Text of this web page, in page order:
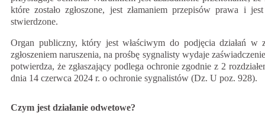
które zostało zgłoszone, jest złamaniem przepisów prawa i
stwierdzone.
Organ publiczny, który jest właściwym do podjęcia działań w
zgłoszeniem naruszenia, na prośbę sygnalisty wydaje
potwierdza, że zgłaszający podlega ochronie zgodnie z 2
dnia 14 czerwca 2024 r. o ochronie sygnalistów (Dz. U poz. 928).
Czym jest działanie odwetowe?